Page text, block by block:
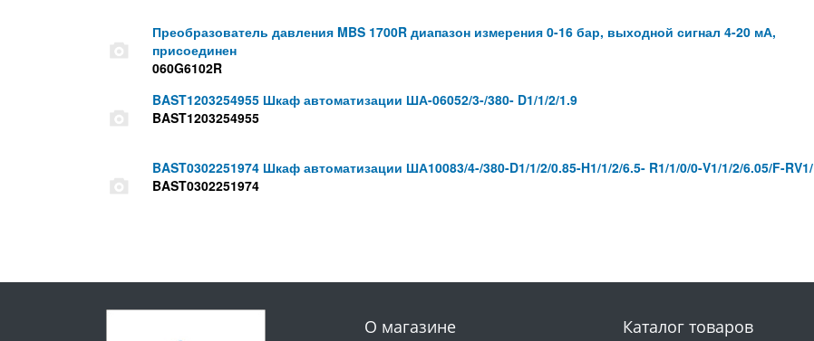
Преобразователь давления MBS 1700R диапазон измерения 0-16 бар, выходной сигнал 4-20 мА,
присоединен
060G6102R
BAST1203254955 Шкаф автоматизации ША-06052/3-/380- D1/1/2/1.9
BAST1203254955
BAST0302251974 Шкаф автоматизации ША10083/4-/380-D1/1/2/0.85-H1/1/2/6.5- R1/1/0/0-V1/1/2/6.05/F-RV1/
BAST0302251974
О магазине Каталог товаров